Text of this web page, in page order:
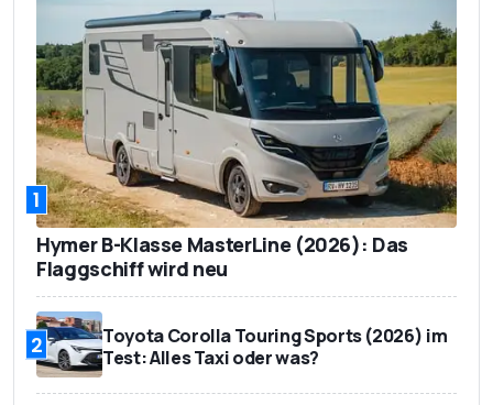
1
Hymer B-Klasse MasterLine (2026): Das
Flaggschiff wird neu
2
Toyota Corolla Touring Sports (2026) im
Test: Alles Taxi oder was?